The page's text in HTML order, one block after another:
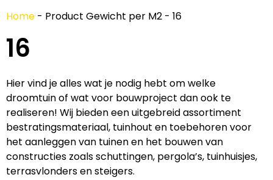
Home - Product Gewicht per M2 - 16
16
Hier vind je alles wat je nodig hebt om welke
droomtuin of wat voor bouwproject dan ook te
realiseren! Wij bieden een uitgebreid assortiment
bestratingsmateriaal, tuinhout en toebehoren voor
het aanleggen van tuinen en het bouwen van
constructies zoals schuttingen, pergola’s, tuinhuisjes,
terrasvlonders en steigers.